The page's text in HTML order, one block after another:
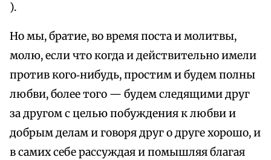
).
Но мы, братие, во время поста и молитвы,
молю, если что когда и действительно имели
против кого‑нибудь, простим и будем полны
любви, более того — будем следящими друг
за другом с целью побуждения к любви и
добрым делам и говоря друг о друге хорошо, и
в самих себе рассуждая и помышляя благая